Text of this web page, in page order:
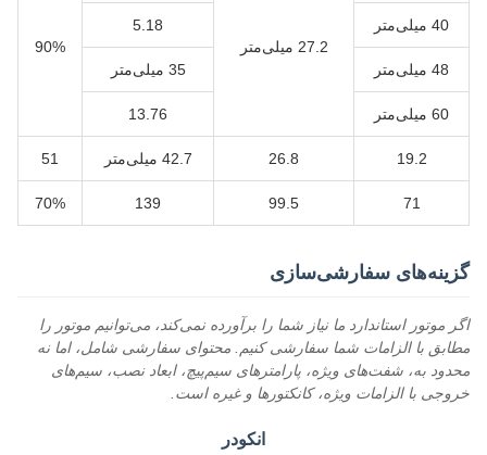
27.2 میلی‌متر 90%
40 میلی‌متر 5.18
48 میلی‌متر 35 میلی‌متر
60 میلی‌متر 13.76
19.2
26.8 42.7 میلی‌متر 51
71
99.5
139
70%
گزینه‌های سفارشی‌سازی
اگر موتور استاندارد ما نیاز شما را برآورده نمی‌کند، می‌توانیم موتور را
مطابق با الزامات شما سفارشی کنیم. محتوای سفارشی شامل، اما نه
محدود به، شفت‌های ویژه، پارامترهای سیم‌پیچ، ابعاد نصب، سیم‌های
خروجی با الزامات ویژه، کانکتورها و غیره است.
انکودر